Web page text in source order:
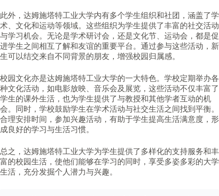
此外，达姆施塔特工业大学内有多个学生组织和社团，涵盖了学
术、文化和运动等领域。这些组织为学生提供了丰富的社交活动
与学习机会。无论是学术研讨会，还是文化节、运动会，都是促
进学生之间相互了解和友谊的重要平台。通过参与这些活动，新
生可以结交来自不同背景的朋友，增强校园归属感。
校园文化亦是达姆施塔特工业大学的一大特色。学校定期举办各
种文化活动，如电影放映、音乐会及展览，这些活动不仅丰富了
学生的课外生活，也为学生提供了与教授和其他学者互动的机
会。同时，学校鼓励学生在学术活动与社交生活之间找到平衡。
合理安排时间，参加兴趣活动，有助于学生提高生活满意度，形
成良好的学习与生活习惯。
总之，达姆施塔特工业大学为学生提供了多样化的支持服务和丰
富的校园生活，使他们能够在学习的同时，享受多姿多彩的大学
生活，充分发掘个人潜力与兴趣。